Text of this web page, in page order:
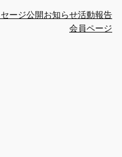
ージ公開お知らせ活動報告
会員ページ